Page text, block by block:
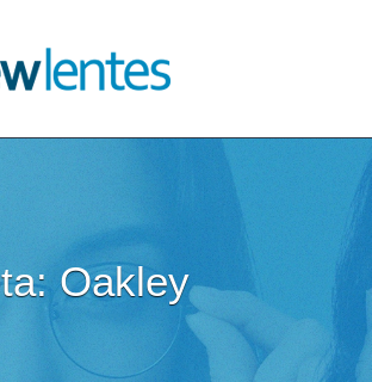
Oakley